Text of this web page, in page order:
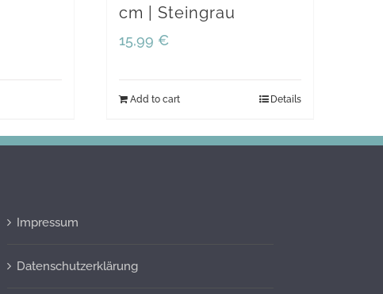
cm | Steingrau
15,99 €
Add to cart Details
Impressum
Datenschutzerklärung